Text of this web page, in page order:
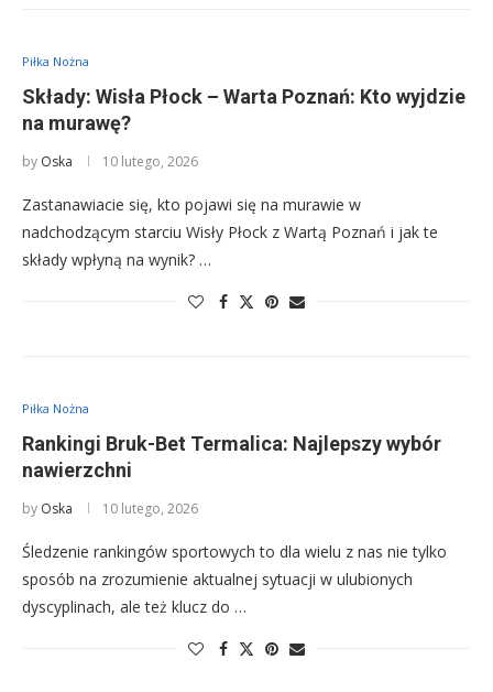
Piłka Nożna
Składy: Wisła Płock – Warta Poznań: Kto wyjdzie
na murawę?
by Oska 10 lutego, 2026
Zastanawiacie się, kto pojawi się na murawie w
nadchodzącym starciu Wisły Płock z Wartą Poznań i jak te
składy wpłyną na wynik? …
Piłka Nożna
Rankingi Bruk-Bet Termalica: Najlepszy wybór
nawierzchni
by Oska 10 lutego, 2026
Śledzenie rankingów sportowych to dla wielu z nas nie tylko
sposób na zrozumienie aktualnej sytuacji w ulubionych
dyscyplinach, ale też klucz do …